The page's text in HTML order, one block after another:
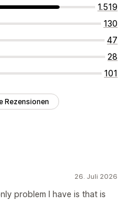
1.519
130
47
28
101
Rezensionen
26. Juli 2026
problem I have is that is